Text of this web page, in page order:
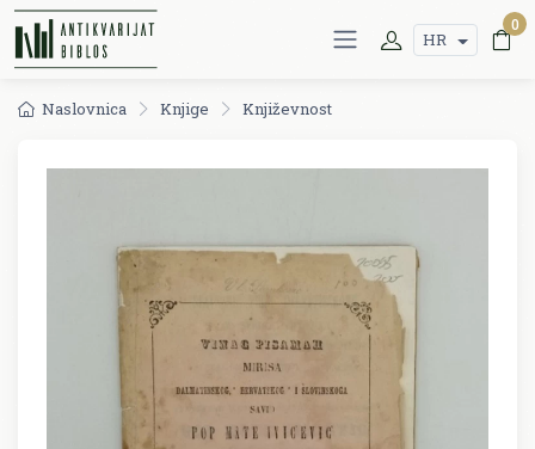
HR
0
Naslovnica Knjige Književnost